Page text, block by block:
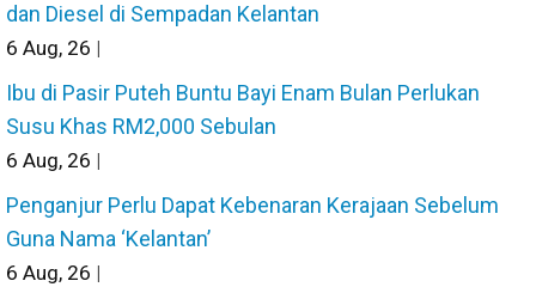
dan Diesel di Sempadan Kelantan
6 Aug, 26 |
Ibu di Pasir Puteh Buntu Bayi Enam Bulan Perlukan
Susu Khas RM2,000 Sebulan
6 Aug, 26 |
Penganjur Perlu Dapat Kebenaran Kerajaan Sebelum
Guna Nama ‘Kelantan’
6 Aug, 26 |